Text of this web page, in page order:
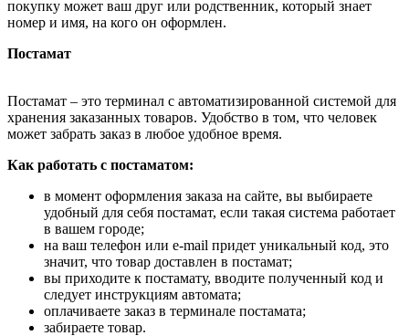
покупку может ваш друг или родственник, который знает
номер и имя, на кого он оформлен.
Постамат
Постамат – это терминал с автоматизированной системой для
хранения заказанных товаров. Удобство в том, что человек
может забрать заказ в любое удобное время.
Как работать с постаматом:
в момент оформления заказа на сайте, вы выбираете
удобный для себя постамат, если такая система работает
в вашем городе;
на ваш телефон или e-mail придет уникальный код, это
значит, что товар доставлен в постамат;
вы приходите к постамату, вводите полученный код и
следует инструкциям автомата;
оплачиваете заказ в терминале постамата;
забираете товар.